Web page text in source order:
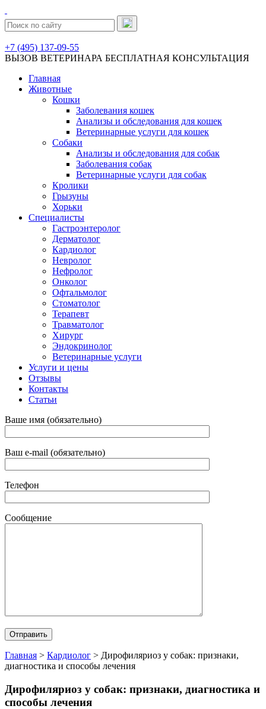
+7 (495) 137-09-55
ВЫЗОВ ВЕТЕРИНАРА БЕСПЛАТНАЯ КОНСУЛЬТАЦИЯ
Главная
Животные
Кошки
Заболевания кошек
Анализы и обследования для кошек
Ветеринарные услуги для кошек
Собаки
Анализы и обследования для собак
Заболевания собак
Ветеринарные услуги для собак
Кролики
Грызуны
Хорьки
Специалисты
Гастроэнтеролог
Дерматолог
Кардиолог
Невролог
Нефролог
Онколог
Офтальмолог
Стоматолог
Терапевт
Травматолог
Хирург
Эндокринолог
Ветеринарные услуги
Услуги и цены
Отзывы
Контакты
Статьи
Ваше имя (обязательно)
Ваш e-mail (обязательно)
Телефон
Сообщение
Главная > Кардиолог > Дирофиляриоз у собак: признаки,
диагностика и способы лечения
Дирофиляриоз у собак: признаки, диагностика и
способы лечения